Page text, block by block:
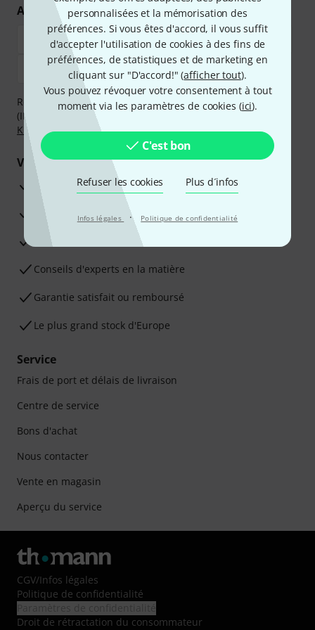
personnalisées et la mémorisation des
préférences. Si vous êtes d'accord, il vous suffit
d'accepter l'utilisation de cookies à des fins de
préférences, de statistiques et de marketing en
cliquant sur "D'accord!" (afficher tout).
Vous pouvez révoquer votre consentement à tout
moment via les paramètres de cookies (ici).
C'est bon
Refuser les cookies Plus d´infos
Infos légales · Politique de confidentialité
Achetez et payez en toute sécurité
Réglez de manière sûre et sécurisée par Virement
(IBAN/BIC), PayPal, Amazon Pay,
Klarna Payer Maintenant
Klarna Payer en 3 foisou Carte de crédit.
Vos avantages
Ga­ran­tie Thomann 3 ans
Garantie 30 jours satisfait ou remboursé
Conseils d'experts en la matière
Garantie satisfait ou remboursé
Le plus grand stock d'Europe
Service
Frais de port et délais de livraison
Centre de service
Bons d'achat
Nous contacter
Vente en magasin
Aperçu du service
CGV/Infos légales
Politique de confidentialité
Droit de rétractation du consommateur